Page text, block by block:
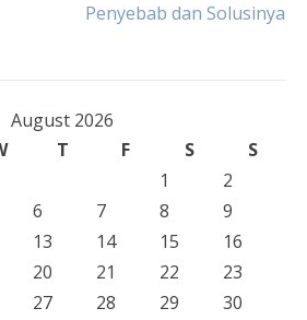
Penyebab dan Solusinya
August 2026
T F S
S
1
2
6 7 8
9
13 14 15
16
20 21 22
23
27 28 29 30